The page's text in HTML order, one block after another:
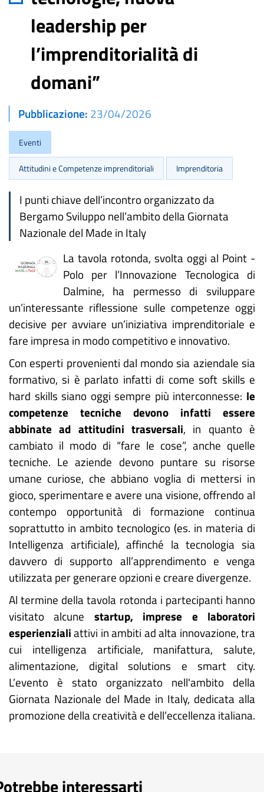
leadership per
l’imprenditorialità di
domani”
Pubblicazione 23/04/2026
Eventi
Attitudini e Competenze imprenditoriali Imprenditoria
I punti chiave dell’incontro organizzato da
Bergamo Sviluppo nell’ambito della Giornata
Nazionale del Made in Italy
La tavola rotonda, svolta oggi al Point -
Polo per l’Innovazione Tecnologica di
Dalmine, ha permesso di sviluppare
un’interessante riflessione sulle competenze oggi
decisive per avviare un’iniziativa imprenditoriale e
fare impresa in modo competitivo e innovativo.
Con esperti provenienti dal mondo sia aziendale sia
formativo, si è parlato infatti di come soft skills e
hard skills siano oggi sempre più interconnesse: le
competenze tecniche devono infatti essere
abbinate ad attitudini trasversali, in quanto è
cambiato il modo di “fare le cose”, anche quelle
tecniche. Le aziende devono puntare su risorse
umane curiose, che abbiano voglia di mettersi in
gioco, sperimentare e avere una visione, offrendo al
contempo opportunità di formazione continua
soprattutto in ambito tecnologico (es. in materia di
Intelligenza artificiale), affinché la tecnologia sia
davvero di supporto all’apprendimento e venga
utilizzata per generare opzioni e creare divergenze.
Al termine della tavola rotonda i partecipanti hanno
visitato alcune startup, imprese e laboratori
esperienzialiattivi in ambiti ad alta innovazione, tra
cui intelligenza artificiale, manifattura, salute,
alimentazione, digital solutions e smart city.
L’evento è stato organizzato nell'ambito della
Giornata Nazionale del Made in Italy, dedicata alla
promozione della creatività e dell’eccellenza italiana.
interessarti